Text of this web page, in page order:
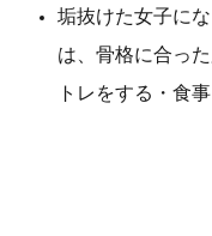
垢抜けた女子に
は、骨格に合っ
トレをする・食